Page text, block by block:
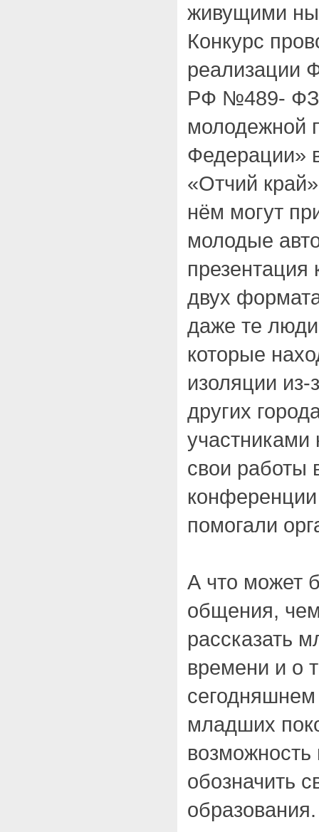
живущими
Конкурс
реализации
РФ №489- ФЗ
молодежной
Федерации»
«Отчий
нём могут
молодые
презентация
двух
даже те
которые
изоляции
других
участниками
свои работы
помогали
А что может
общения,
рассказать
времени и о
младших
возможность
обозначить